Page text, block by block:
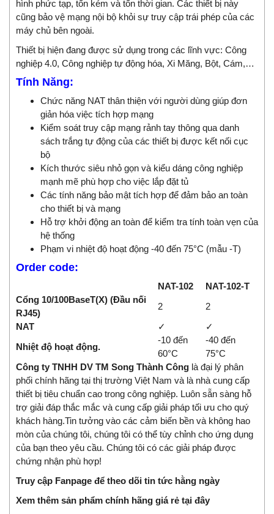
hình phức tạp, tốn kém và tốn thời gian. Các thiết bị này
cũng bảo vệ mạng nội bộ khỏi sự truy cập trái phép của các
máy chủ bên ngoài.
Thiết bị hiện đang được sử dụng trong các lĩnh vực: Công
nghiệp 4.0, Công nghiệp tự động hóa, Xi Măng, Bột, Cám,…
Tính Năng:
Chức năng NAT thân thiện với người dùng giúp đơn
giản hóa việc tích hợp mạng
Kiểm soát truy cập mạng rảnh tay thông qua danh
sách trắng tự động của các thiết bị được kết nối cục
bộ
Kích thước siêu nhỏ gọn và kiểu dáng công nghiệp
mạnh mẽ phù hợp cho việc lắp đặt tủ
Các tính năng bảo mật tích hợp để đảm bảo an toàn
cho thiết bị và mạng
Hỗ trợ khởi động an toàn để kiểm tra tính toàn vẹn của
hệ thống
Phạm vi nhiệt độ hoạt động -40 đến 75°C (mẫu -T)
Order code:
NAT-102
NAT-102-T
Cổng 10/100BaseT(X) (Đầu nối
RJ45)
2
2
NAT
✓
✓
Nhiệt độ hoạt động.
-10 đến
60°C
-40 đến
75°C
Công ty TNHH DV TM Song Thành Công là đại lý phân
phối chính hãng tại thị trường Việt Nam và là nhà cung cấp
thiết bị tiêu chuẩn cao trong công nghiệp. Luôn sẵn sàng hỗ
trợ giải đáp thắc mắc và cung cấp giải pháp tối ưu cho quý
khách hàng.Tin tưởng vào các cảm biến bền và không hao
mòn của chúng tôi, chúng tôi có thể tùy chỉnh cho ứng dụng
của bạn theo yêu cầu. Chúng tôi có các giải pháp được
chứng nhận phù hợp!
Truy cập Fanpage để theo dõi tin tức hằng ngày
Xem thêm sản phẩm chính hãng giá rẻ tại đây